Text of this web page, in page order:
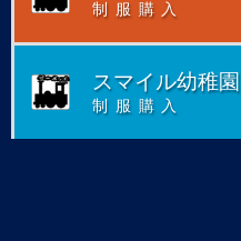
制服購入
スマイル幼稚園
制服購入